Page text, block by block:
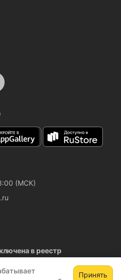
Принять
(МСК)
в реестр